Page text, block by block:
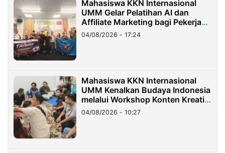
Mahasiswa KKN Internasional
UMM Gelar Pelatihan AI dan
Affiliate Marketing bagi Pekerja
Migran Indonesia di Taiwan
04/08/2026 - 17:24
Mahasiswa KKN Internasional
UMM Kenalkan Budaya Indonesia
melalui Workshop Konten Kreatif
di Taiwan
04/08/2026 - 10:27